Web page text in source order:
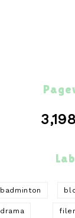
badminton
drama